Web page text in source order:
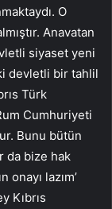
O
Anavatan
siyaset yeni
devletli bir tahlil
Türk
Cumhuriyeti
Bunu bütün
da bize hak
onayı lazım’
Kıbrıs